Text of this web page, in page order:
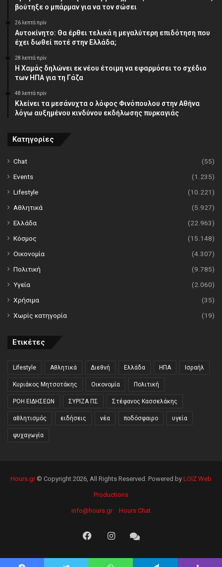
βούτηξε ο μπάρμαν για να τον σώσει
26 λεπτά πρίν
Αυτοκίνητο: Θα έρθει τελικά η μεγαλύτερη επιδότηση που
έχει δωθεί ποτέ στην Ελλάδα;
28 λεπτά πρίν
Η Χαμάς δηλώνει εκ νέου έτοιμη να εφαρμόσει το σχέδιο
των ΗΠΑ για τη Γάζα
48 λεπτά πρίν
Κλείνει τα μεσάνυχτα ο λόφος Φινόπουλου στην Αθήνα
λόγω αυξημένου κινδύνου εκδήλωσης πυρκαγιάς
Κατηγορίες
Chat
(55)
Events
(1.235)
Lifestyle
(10.221)
Αθλητικά
(5.927)
Ελλάδα
(22.963)
Κόσμος
(15.148)
Οικονομία
(4.307)
Πολιτική
(9.785)
Υγεία
(2.060)
Χρήσιμα
(35)
Χωρίς κατηγορία
(19)
Ετικέτες
Lifestyle Αθλητικά Διεθνή Ελλάδα ΗΠΑ Ισραήλ
Κυριάκος Μητσοτάκης Οικονομία Πολιτική
ΡΟΗ ΕΙΔΗΣΕΩΝ ΣΥΡΙΖΑ ΠΣ Στέφανος Κασσελάκης
αθλητισμός ειδήσεις νέα ποδόσφαιρο υγεία
ψυχαγωγία
Hours.gr© Copyright 2026, All Rights Reserved. Powered by LOIZ Web
Productions
info@hours.gr Hours Chat
FacebookInstagramHours
Chat